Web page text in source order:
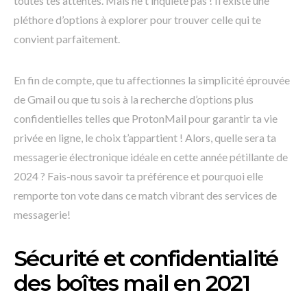
pléthore d’options à explorer pour trouver celle qui te
convient parfaitement.
En fin de compte, que tu affectionnes la simplicité éprouvée
de Gmail ou que tu sois à la recherche d’options plus
confidentielles telles que ProtonMail pour garantir ta vie
privée en ligne, le choix t’appartient ! Alors, quelle sera ta
messagerie électronique idéale en cette année pétillante de
2024 ? Fais-nous savoir ta préférence et pourquoi elle
remporte ton vote dans ce match vibrant des services de
messagerie!
Sécurité et confidentialité
des boîtes mail en 2021